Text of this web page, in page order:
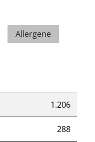
Allergene
1.206
288